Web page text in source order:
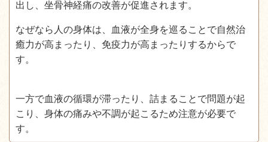
出し、坐骨神経痛の改善が促進されます。
なぜなら人の身体は、血液が全身を巡ることで自然治
癒力が高まったり、免疫力が高まったりするからで
す。
一方で血液の循環が滞ったり、詰まることで問題が起
こり、身体の痛みや不調が起こるため注意が必要で
す。